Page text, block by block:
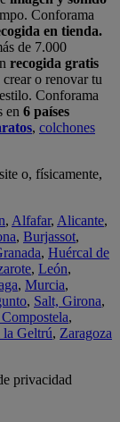
Conforama
en tienda.
de 7.000
recogida gratis
crear o renovar tu
Conforama
en 6 países
, colchones
o, físicamente,
, Alfafar, Alicante,
, Burjassot,
, Huércal de
, León,
, Murcia,
, Salt, Girona,
,
Geltrú, Zaragoza
privacidad